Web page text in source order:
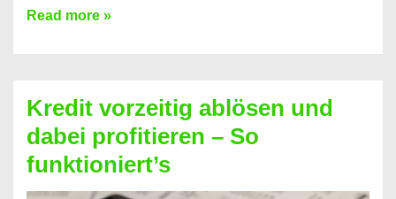
Ganz
Kredit
berechnen
–
Mit
Read more »
Kredit vorzeitig ablösen und
dabei profitieren – So
funktioniert’s